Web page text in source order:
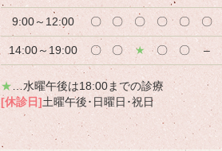
9:00～12:00 〇 〇 〇 〇 〇 〇
14:00～19:00 〇 〇 ★ 〇 〇 –
★ …水曜午後は18:00までの診療
[休診日]土曜午後･日曜日･祝日